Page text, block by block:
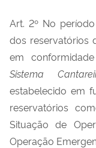
Art. 2º No
dos reservatórios
em
Sistema
estabelecido em
reservatórios
Situação de
Operação